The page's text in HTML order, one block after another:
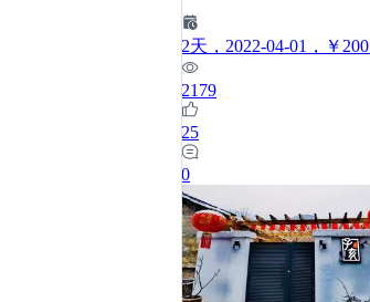
2天 ，2022-04-01 ，￥200
2179
25
0